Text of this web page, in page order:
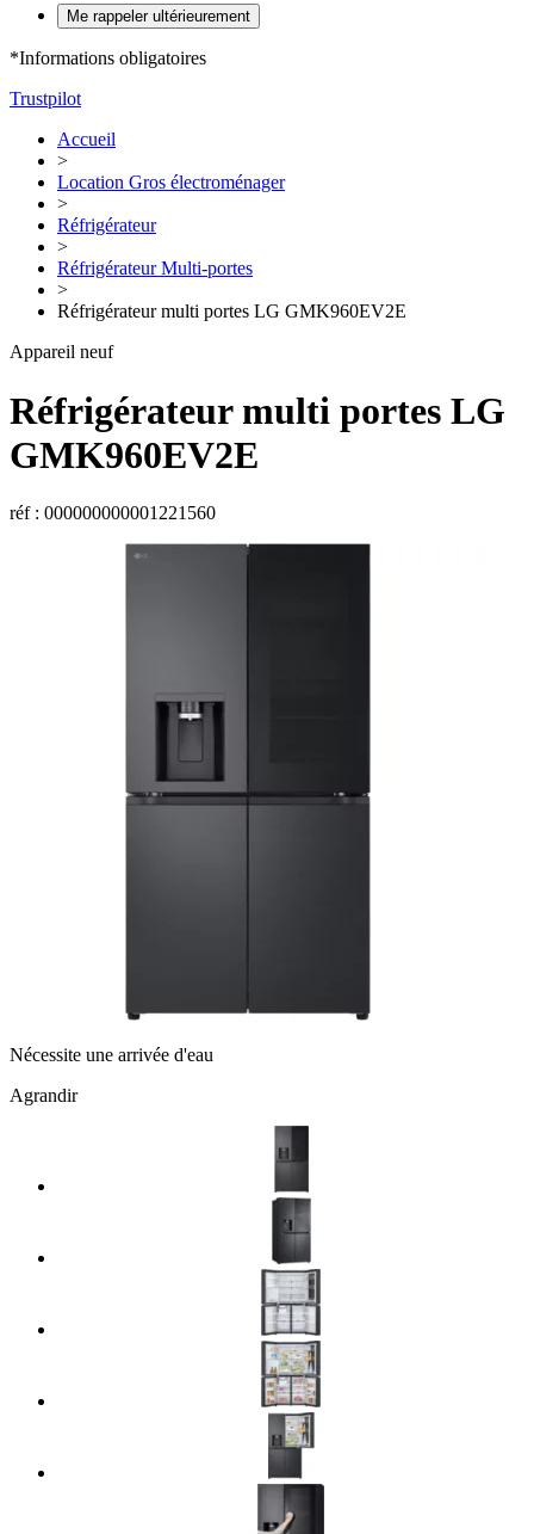
Me rappeler ultérieurement
*Informations obligatoires
Trustpilot
Accueil
>
Location Gros électroménager
>
Réfrigérateur
>
Réfrigérateur Multi-portes
>
Réfrigérateur multi portes LG GMK960EV2E
Appareil neuf
Réfrigérateur multi portes LG
GMK960EV2E
réf : 000000000001221560
Nécessite une arrivée d'eau
Agrandir